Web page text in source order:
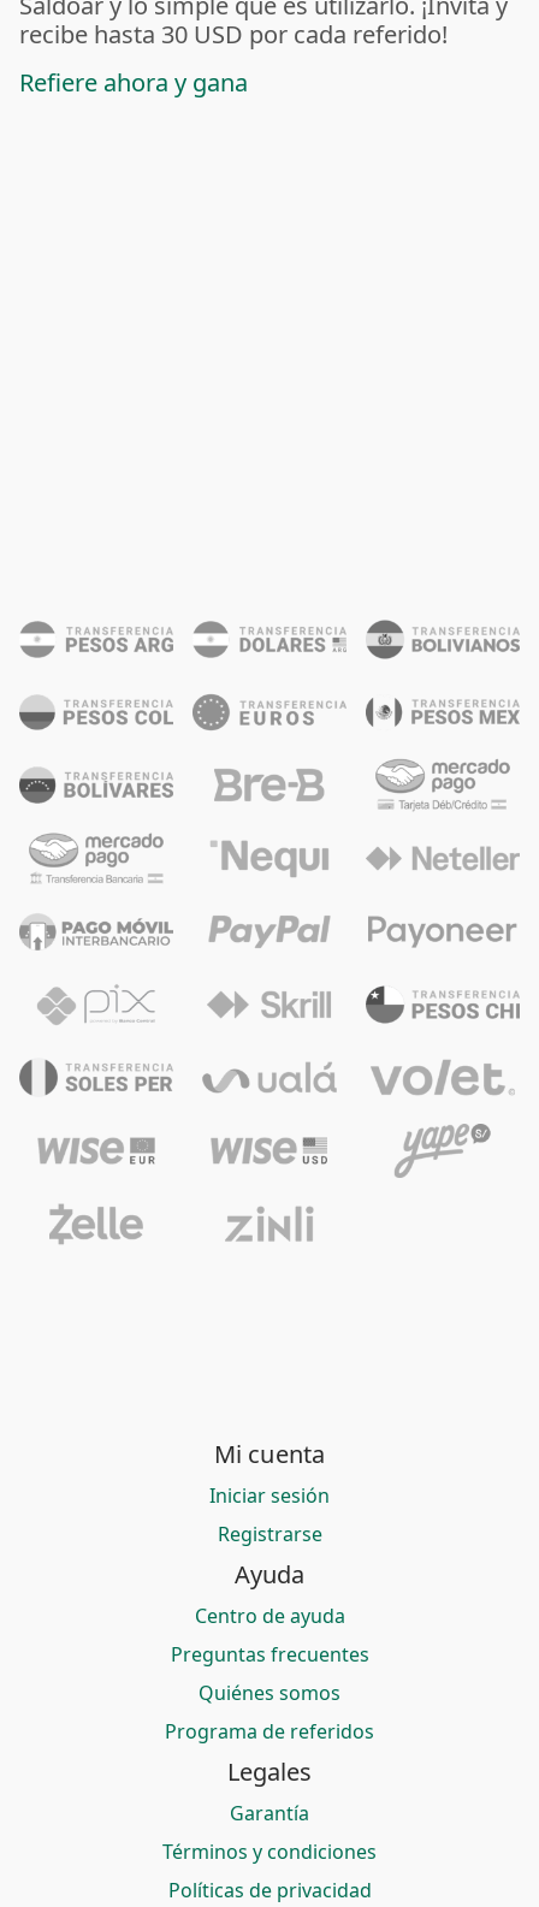
recibe hasta 30 USD por cada referido!
Refiere ahora y gana
Mi cuenta
Iniciar sesión
Registrarse
Ayuda
Centro de ayuda
Preguntas frecuentes
Quiénes somos
Programa de referidos
Legales
Garantía
Términos y condiciones
Políticas de privacidad